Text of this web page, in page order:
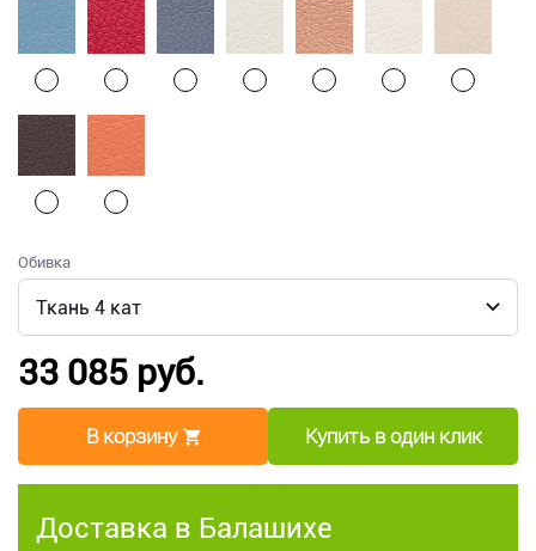
Обивка
33 085 руб.
В корзину Купить в один клик
Доставка в Балашихе